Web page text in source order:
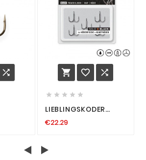
   
    
LIEBLINGSKÖDER
X ORANGE BLACK
€22.29